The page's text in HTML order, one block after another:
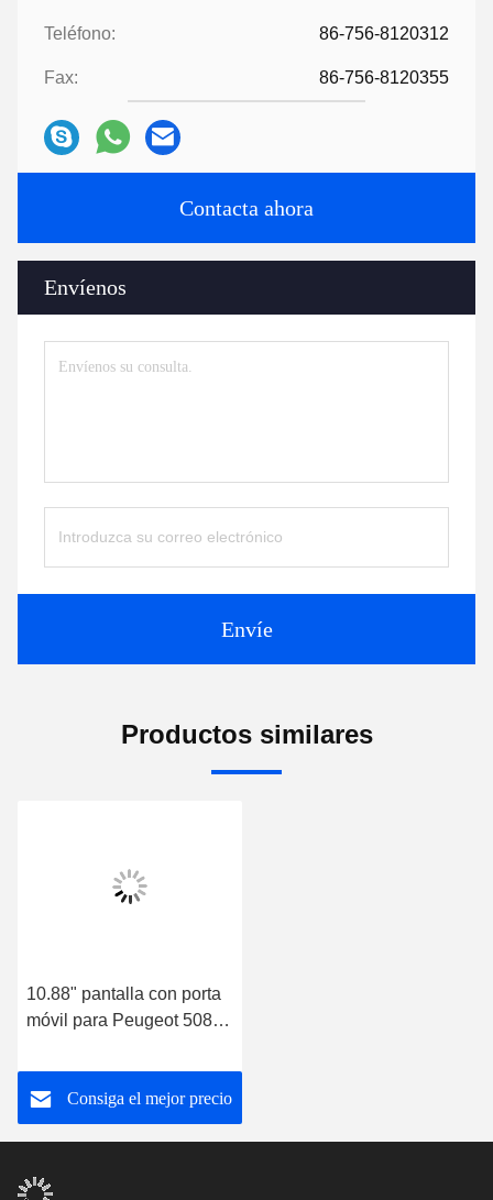
Teléfono: 86-756-8120312
Fax: 86-756-8120355
Contacta ahora
Envíenos
Envíe
Productos similares
10.88" pantalla con porta
móvil para Peugeot 508
estéreo
Consiga el mejor precio